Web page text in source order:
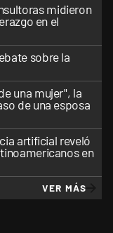
midieron
en el
sobre la
una mujer", la
de una esposa
artificial reveló
en
VER MÁS